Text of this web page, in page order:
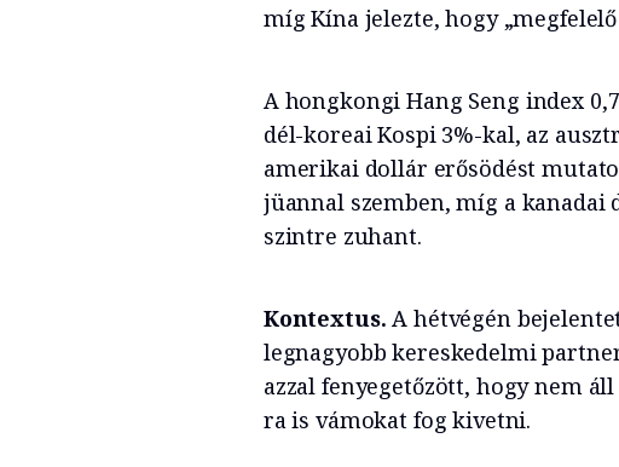
míg Kína jelezte, hogy
A hongkongi Hang Seng index
dél-koreai Kospi 3%-kal, az
amerikai dollár erősödést
jüannal szemben, míg a kanadai
szintre zuhant.
Kontextus. A hétvégén
legnagyobb kereskedelmi
azzal fenyegetőzött, hogy nem
ra is vámokat fog kivetni.